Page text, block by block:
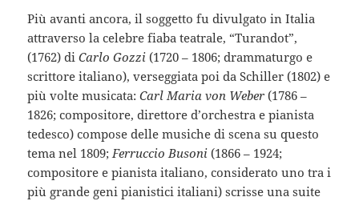
Più avanti ancora, il soggetto fu divulgato in Italia
attraverso la celebre fiaba teatrale, “Turandot”,
(1762) diCarlo Gozzi (1720 – 1806; drammaturgo e
scrittore italiano), verseggiata poi da Schiller (1802) e
più volte musicata:Carl Maria von Weber (1786 –
1826; compositore, direttore d’orchestra e pianista
tedesco) compose delle musiche di scena su questo
tema nel 1809;Ferruccio Busoni (1866 – 1924;
compositore e pianista italiano, considerato uno tra i
più grande geni pianistici italiani) scrisse una suite